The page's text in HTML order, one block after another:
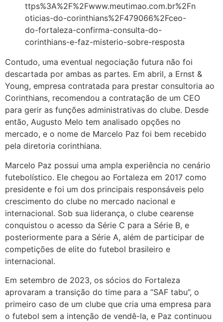
ttps%3A%2F%2Fwww.meutimao.com.br%2Fn
oticias-do-corinthians%2F479066%2Fceo-
do-fortaleza-confirma-consulta-do-
corinthians-e-faz-misterio-sobre-resposta
Contudo, uma eventual negociação futura não foi
descartada por ambas as partes. Em abril, a Ernst &
Young, empresa contratada para prestar consultoria ao
Corinthians, recomendou a contratação de um CEO
para gerir as funções administrativas do clube. Desde
então, Augusto Melo tem analisado opções no
mercado, e o nome de Marcelo Paz foi bem recebido
pela diretoria corinthiana.
Marcelo Paz possui uma ampla experiência no cenário
futebolístico. Ele chegou ao Fortaleza em 2017 como
presidente e foi um dos principais responsáveis pelo
crescimento do clube no mercado nacional e
internacional. Sob sua liderança, o clube cearense
conquistou o acesso da Série C para a Série B, e
posteriormente para a Série A, além de participar de
competições de elite do futebol brasileiro e
internacional.
Em setembro de 2023, os sócios do Fortaleza
aprovaram a transição do time para a “SAF tabu”, o
primeiro caso de um clube que cria uma empresa para
o futebol sem a intenção de vendê-la, e Paz continuou